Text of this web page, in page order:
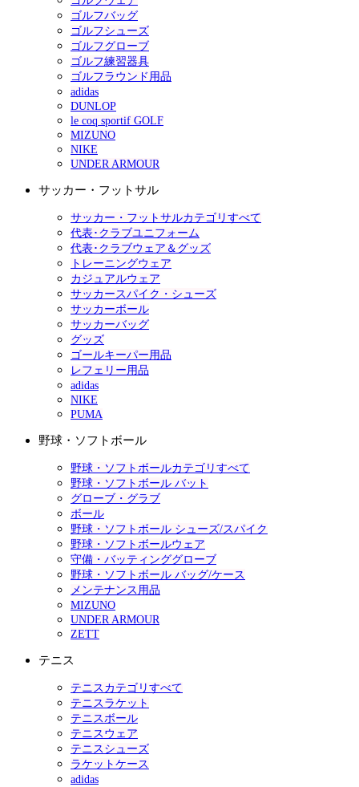
ゴルフバッグ
ゴルフシューズ
ゴルフグローブ
ゴルフ練習器具
ゴルフラウンド用品
adidas
DUNLOP
le coq sportif GOLF
MIZUNO
NIKE
UNDER ARMOUR
サッカー・フットサル
サッカー・フットサルカテゴリすべて
代表･クラブユニフォーム
代表･クラブウェア＆グッズ
トレーニングウェア
カジュアルウェア
サッカースパイク・シューズ
サッカーボール
サッカーバッグ
グッズ
ゴールキーパー用品
レフェリー用品
adidas
NIKE
PUMA
野球・ソフトボール
野球・ソフトボールカテゴリすべて
野球・ソフトボール バット
グローブ・グラブ
ボール
野球・ソフトボール シューズ/スパイク
野球・ソフトボールウェア
守備・バッティンググローブ
野球・ソフトボール バッグ/ケース
メンテナンス用品
MIZUNO
UNDER ARMOUR
ZETT
テニス
テニスカテゴリすべて
テニスラケット
テニスボール
テニスウェア
テニスシューズ
ラケットケース
adidas